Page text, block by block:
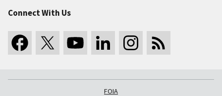
Connect With Us
FOIA